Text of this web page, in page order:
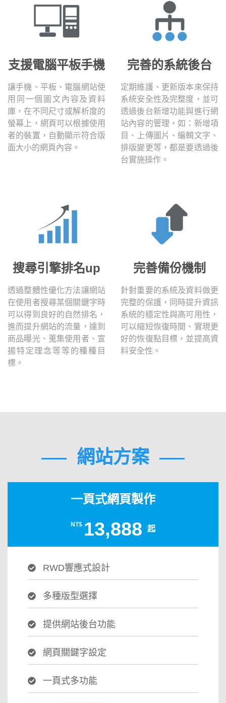
支援電腦平板手機
讓手機、平板、電腦網站使
用同一個圖文內容及資料
庫，在不同尺寸或解析度的
螢幕上，網頁可以根據使用
者的裝置，自動顯示符合版
面大小的網頁內容。
完善的系統後台
定期維護、更新版本來保持
系統安全性及完整度，並可
透過後台新增功能與進行網
站內容的管理，如：新增項
目、上傳圖片、編輯文字、
排版變更等，都是要透過後
台實施操作。
搜尋引擎排名up
透過整體性優化方法讓網站
在使用者搜尋某個關鍵字時
可以得到良好的自然排名，
進而提升網站的流量，達到
商品曝光、蒐集使用者、宣
揚特定理念等等的種種目
標。
完善備份機制
針對重要的系統及資料做更
完整的保護，同時提升資訊
系統的穩定性與高可用性，
可以縮短恢復時間、實現更
好的恢復點目標，並提高資
料安全性。
網站方案
一頁式網頁製作
NT$ 13,888 起
RWD響應式設計
多種版型選擇
提供網站後台功能
網頁關鍵字設定
一頁式多功能